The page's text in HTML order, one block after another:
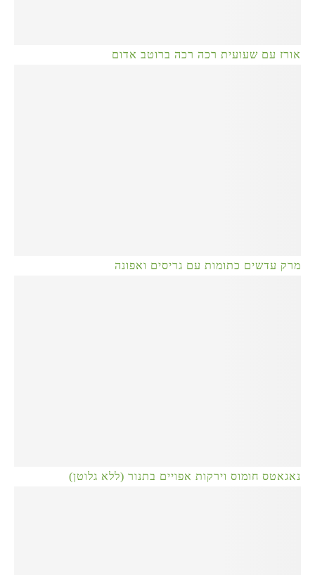
אורז עם שעועית רכה רכה ברוטב אדום
מרק עדשים כתומות עם גריסים ואפונה
נאגאטס חומוס וירקות אפויים בתנור (ללא גלוטן)